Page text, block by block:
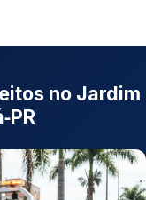
no Jardim